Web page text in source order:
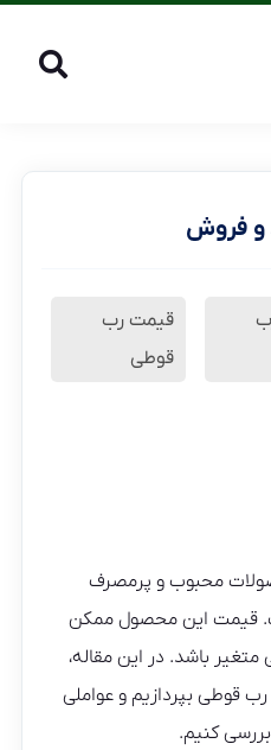
و فروش
قیمت رب
قوطی
محبوب و پرمصرف
قیمت این محصول ممکن
باشد. در این مقاله،
قوطی بپردازیم و عواملی
بررسی کنیم.